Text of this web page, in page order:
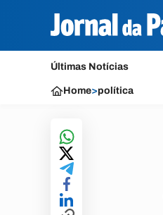
Últimas Notícias
Home>política